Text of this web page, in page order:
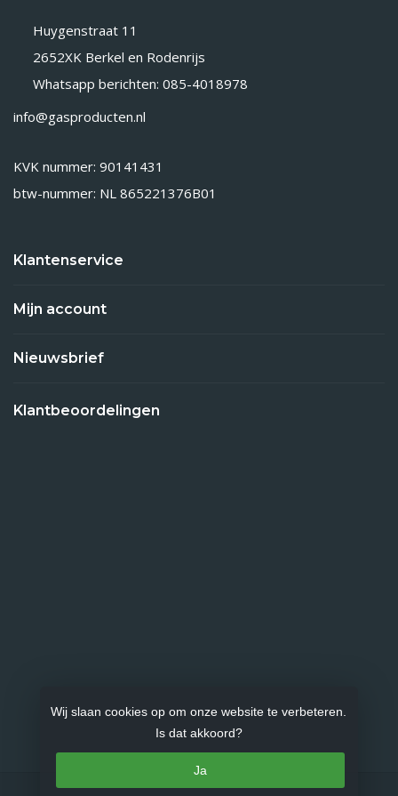
Huygenstraat 11
2652XK Berkel en Rodenrijs
Whatsapp berichten: 085-4018978
info@gasproducten.nl
KVK nummer: 90141431
btw-nummer: NL 865221376B01
Klantenservice
Mijn account
Nieuwsbrief
Klantbeoordelingen
Wij slaan cookies op om onze website te verbeteren.
Is dat akkoord?
Ja